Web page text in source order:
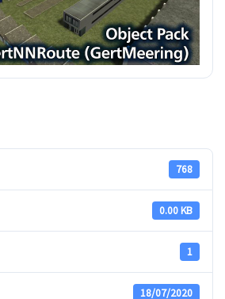
768
0.00 KB
1
18/07/2020